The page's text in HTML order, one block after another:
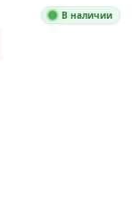
В наличии